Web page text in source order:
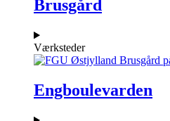
Brusgård
Værksteder
Engboulevarden